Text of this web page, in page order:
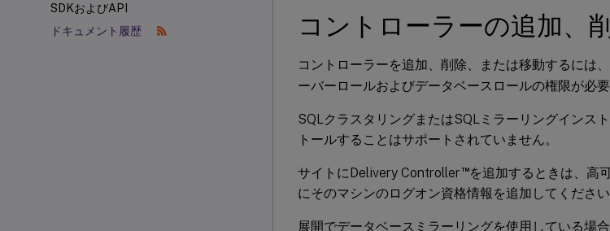
SDKおよびAPI
ドキュメント履歴
コントローラーの追加、
コントローラーを追加、削除、または移動するには
ーバーロールおよびデータベースロールの権限が必要
SQLクラスタリングまたはSQLミラーリングインス
トールすることはサポートされていません。
サイトにDelivery Controller™を追加するときは、高
にそのマシンのログオン資格情報を追加してください
展開でデータベースミラーリングを使用している場